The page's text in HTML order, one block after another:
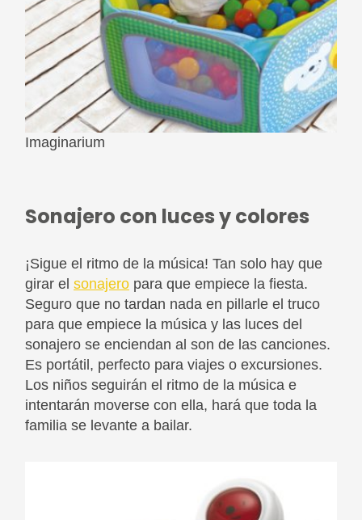
Imaginarium
Sonajero con luces y colores
¡Sigue el ritmo de la música! Tan solo hay que
girar el sonajero para que empiece la fiesta.
Seguro que no tardan nada en pillarle el truco
para que empiece la música y las luces del
sonajero se enciendan al son de las canciones.
Es portátil, perfecto para viajes o excursiones.
Los niños seguirán el ritmo de la música e
intentarán moverse con ella, hará que toda la
familia se levante a bailar.